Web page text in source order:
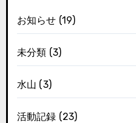
お知らせ (19)
未分類 (3)
水山 (3)
活動記録 (23)